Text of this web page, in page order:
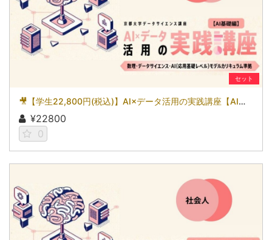
セット
🎥【学生22,800円(税込)】AI×データ活用の実践講座【AI基礎編】〜数理・データサイエンス・AI（応用基礎レベル）モデルカリキュラム準拠〜［京都大学データサイエンス講座］（2026）
¥22800
0